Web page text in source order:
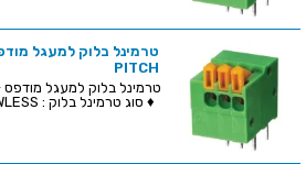
PITCH
♦ סוג טרמינל בלוק : RIGHT ANGLE SCREWLESS ...